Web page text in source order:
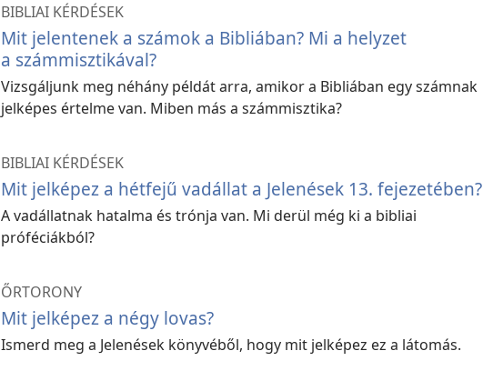
BIBLIAI KÉRDÉSEK
Mit jelentenek a számok a Bibliában? Mi a helyzet
a számmisztikával?
Vizsgáljunk meg néhány példát arra, amikor a Bibliában egy számnak
jelképes értelme van. Miben más a számmisztika?
BIBLIAI KÉRDÉSEK
Mit jelképez a hétfejű vadállat a Jelenések 13. fejezetében?
A vadállatnak hatalma és trónja van. Mi derül még ki a bibliai
próféciákból?
ŐRTORONY
Mit jelképez a négy lovas?
Ismerd meg a Jelenések könyvéből, hogy mit jelképez ez a látomás.